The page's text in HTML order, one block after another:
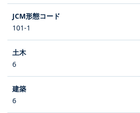
101-1
6
6